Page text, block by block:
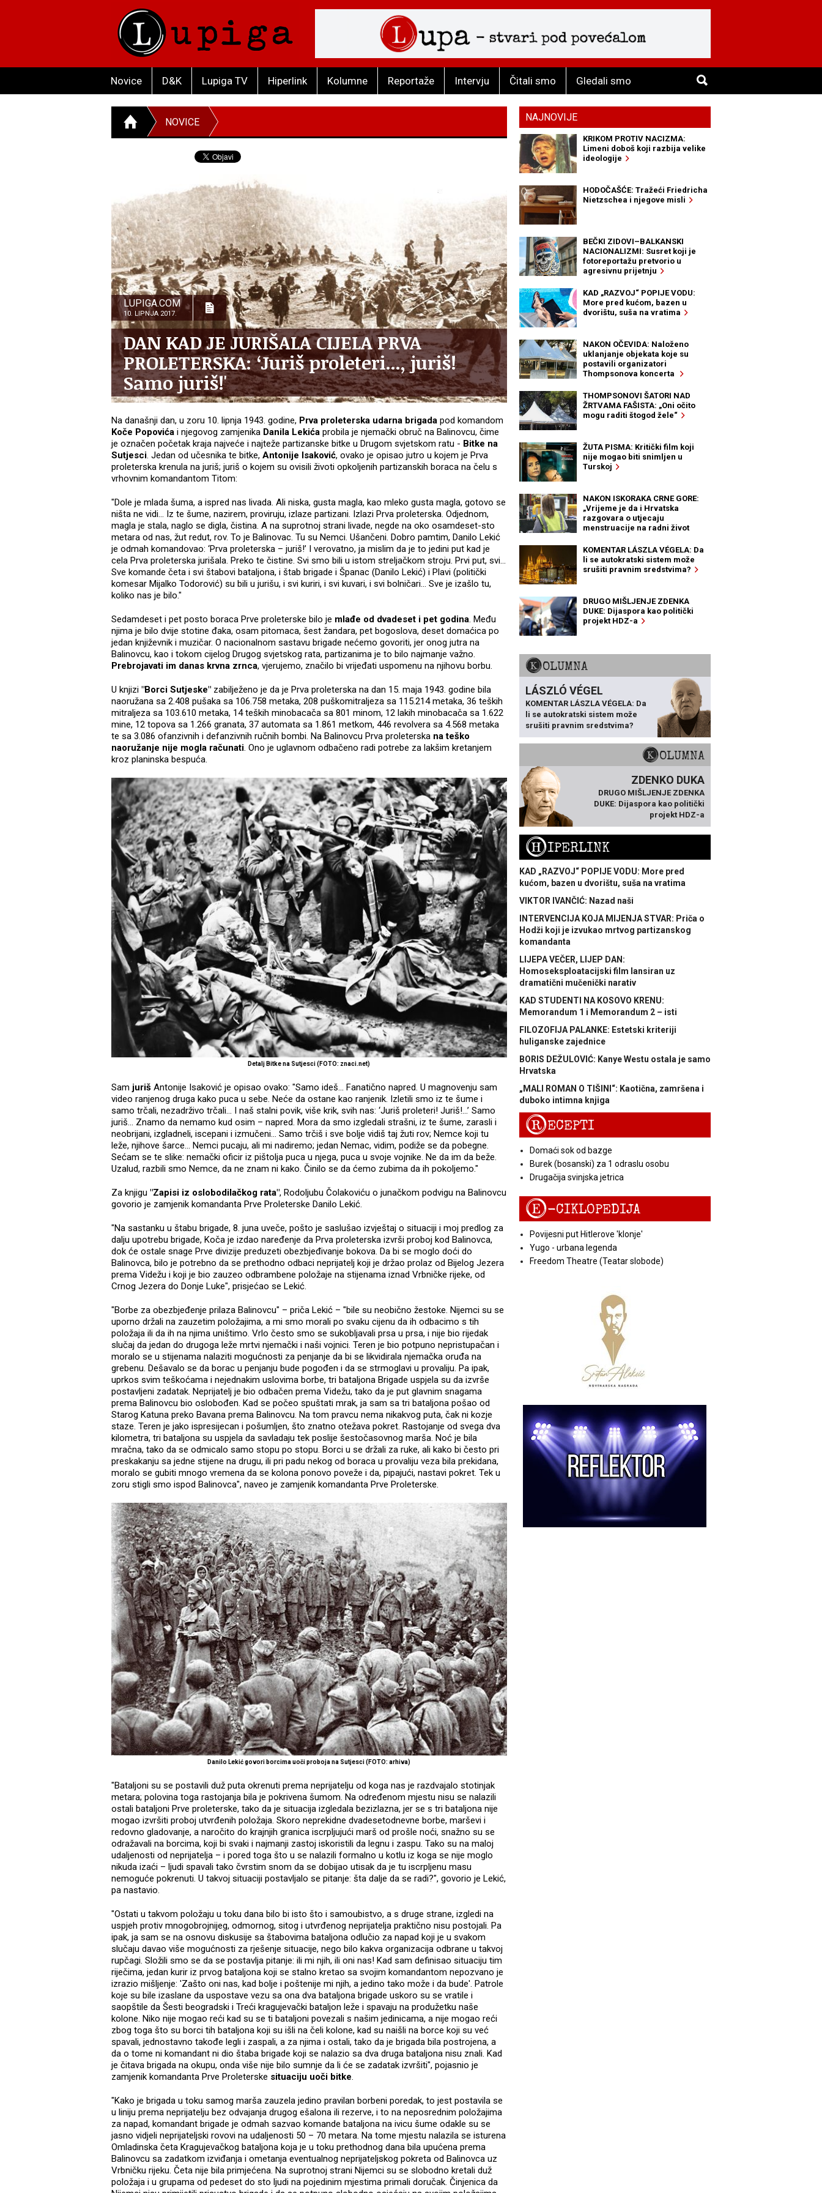
Novice D&K Lupiga TV Hiperlink Kolumne Reportaže Intervju Čitali smo Gledali smo
NOVICE
LUPIGA.COM
10. LIPNJA 2017.
DAN KAD JE JURIŠALA CIJELA PRVA
PROLETERSKA: ‘Juriš proleteri..., juriš!
Samo juriš!'
Na današnji dan, u zoru 10. lipnja 1943. godine, Prva proleterska udarna brigada pod komandom
Koče Popovića i njegovog zamjenika Danila Lekića probila je njemački obruč na Balinovcu, čime
je označen početak kraja najveće i najteže partizanske bitke u Drugom svjetskom ratu - Bitke na
Sutjesci. Jedan od učesnika te bitke, Antonije Isaković, ovako je opisao jutro u kojem je Prva
proleterska krenula na juriš; juriš o kojem su ovisili životi opkoljenih partizanskih boraca na čelu s
vrhovnim komandantom Titom:
"Dole je mlada šuma, a ispred nas livada. Ali niska, gusta magla, kao mleko gusta magla, gotovo se
ništa ne vidi... Iz te šume, nazirem, proviruju, izlaze partizani. Izlazi Prva proleterska. Odjednom,
magla je stala, naglo se digla, čistina. A na suprotnoj strani livade, negde na oko osamdeset-sto
metara od nas, žut redut, rov. To je Balinovac. Tu su Nemci. Ušančeni. Dobro pamtim, Danilo Lekić
je odmah komandovao: ‘Prva proleterska – juriš!’ I verovatno, ja mislim da je to jedini put kad je
cela Prva proleterska jurišala. Preko te čistine. Svi smo bili u istom streljačkom stroju. Prvi put, svi...
Sve komande četa i svi štabovi bataljona, i štab brigade i Španac (Danilo Lekić) i Plavi (politički
komesar Mijalko Todorović) su bili u jurišu, i svi kuriri, i svi kuvari, i svi bolničari... Sve je izašlo tu,
koliko nas je bilo."
Sedamdeset i pet posto boraca Prve proleterske bilo je mlađe od dvadeset i pet godina. Među
njima je bilo dvije stotine đaka, osam pitomaca, šest žandara, pet bogoslova, deset domaćica po
jedan književnik i muzičar. O nacionalnom sastavu brigade nećemo govoriti, jer onog jutra na
Balinovcu, kao i tokom cijelog Drugog svjetskog rata, partizanima je to bilo najmanje važno.
Prebrojavati im danas krvna zrnca, vjerujemo, značilo bi vrijeđati uspomenu na njihovu borbu.
U knjizi "Borci Sutjeske" zabilježeno je da je Prva proleterska na dan 15. maja 1943. godine bila
naoružana sa 2.408 pušaka sa 106.758 metaka, 208 puškomitraljeza sa 115.214 metaka, 36 teških
mitraljeza sa 103.610 metaka, 14 teških minobacača sa 801 minom, 12 lakih minobacača sa 1.622
mine, 12 topova sa 1.266 granata, 37 automata sa 1.861 metkom, 446 revolvera sa 4.568 metaka
te sa 3.086 ofanzivnih i defanzivnih ručnih bombi. Na Balinovcu Prva proleterska na teško
naoružanje nije mogla računati. Ono je uglavnom odbačeno radi potrebe za lakšim kretanjem
kroz planinska bespuća.
Detalj Bitke na Sutjesci (FOTO: znaci.net)
Sam juriš Antonije Isaković je opisao ovako: "Samo ideš... Fanatično napred. U magnovenju sam
video ranjenog druga kako puca u sebe. Neće da ostane kao ranjenik. Izletili smo iz te šume i
samo trčali, nezadrživo trčali... I naš stalni povik, više krik, svih nas: ‘Juriš proleteri! Juriš!...’ Samo
juriš... Znamo da nemamo kud osim – napred. Mora da smo izgledali strašni, iz te šume, zarasli i
neobrijani, izgladneli, iscepani i izmučeni... Samo trčiš i sve bolje vidiš taj žuti rov; Nemce koji tu
leže, njihove šarce... Nemci pucaju, ali mi nadiremo; jedan Nemac, vidim, podiže se da pobegne.
Sećam se te slike: nemački oficir iz pištolja puca u njega, puca u svoje vojnike. Ne da im da beže.
Uzalud, razbili smo Nemce, da ne znam ni kako. Činilo se da ćemo zubima da ih pokoljemo."
Za knjigu "Zapisi iz oslobodilačkog rata", Rodoljubu Čolakoviću o junačkom podvigu na Balinovcu
govorio je zamjenik komandanta Prve Proleterske Danilo Lekić.
"Na sastanku u štabu brigade, 8. juna uveče, pošto je saslušao izvještaj o situaciji i moj predlog za
dalju upotrebu brigade, Koča je izdao naređenje da Prva proleterska izvrši proboj kod Balinovca,
dok će ostale snage Prve divizije preduzeti obezbjeđivanje bokova. Da bi se moglo doći do
Balinovca, bilo je potrebno da se prethodno odbaci neprijatelj koji je držao prolaz od Bijelog Jezera
prema Videžu i koji je bio zauzeo odbrambene položaje na stijenama iznad Vrbničke rijeke, od
Crnog Jezera do Donje Luke", prisjećao se Lekić.
"Borbe za obezbjeđenje prilaza Balinovcu" – priča Lekić – "bile su neobično žestoke. Nijemci su se
uporno držali na zauzetim položajima, a mi smo morali po svaku cijenu da ih odbacimo s tih
položaja ili da ih na njima uništimo. Vrlo često smo se sukobljavali prsa u prsa, i nije bio rijedak
slučaj da jedan do drugoga leže mrtvi njemački i naši vojnici. Teren je bio potpuno nepristupačan i
moralo se u stijenama nalaziti mogućnosti za penjanje da bi se likvidirala njemačka oruđa na
grebenu. Dešavalo se da borac u penjanju bude pogođen i da se strmoglavi u provaliju. Pa ipak,
uprkos svim teškoćama i nejednakim uslovima borbe, tri bataljona Brigade uspjela su da izvrše
postavljeni zadatak. Neprijatelj je bio odbačen prema Videžu, tako da je put glavnim snagama
prema Balinovcu bio oslobođen. Kad se počeo spuštati mrak, ja sam sa tri bataljona pošao od
Starog Katuna preko Bavana prema Balinovcu. Na tom pravcu nema nikakvog puta, čak ni kozje
staze. Teren je jako ispresijecan i pošumljen, što znatno otežava pokret. Rastojanje od svega dva
kilometra, tri bataljona su uspjela da savladaju tek poslije šestočasovnog marša. Noć je bila
mračna, tako da se odmicalo samo stopu po stopu. Borci u se držali za ruke, ali kako bi često pri
preskakanju sa jedne stijene na drugu, ili pri padu nekog od boraca u provaliju veza bila prekidana,
moralo se gubiti mnogo vremena da se kolona ponovo poveže i da, pipajući, nastavi pokret. Tek u
zoru stigli smo ispod Balinovca", naveo je zamjenik komandanta Prve Proleterske.
Danilo Lekić govori borcima uoči proboja na Sutjesci (FOTO: arhiva)
"Bataljoni su se postavili duž puta okrenuti prema neprijatelju od koga nas je razdvajalo stotinjak
metara; polovina toga rastojanja bila je pokrivena šumom. Na određenom mjestu nisu se nalazili
ostali bataljoni Prve proleterske, tako da je situacija izgledala bezizlazna, jer se s tri bataljona nije
mogao izvršiti proboj utvrđenih položaja. Skoro neprekidne dvadesetodnevne borbe, marševi i
redovno gladovanje, a naročito do krajnjih granica iscrpljujući marš od prošle noći, snažno su se
odražavali na borcima, koji bi svaki i najmanji zastoj iskoristili da legnu i zaspu. Tako su na maloj
udaljenosti od neprijatelja – i pored toga što u se nalazili formalno u kotlu iz koga se nije moglo
nikuda izaći – ljudi spavali tako čvrstim snom da se dobijao utisak da je tu iscrpljenu masu
nemoguće pokrenuti. U takvoj situaciji postavljalo se pitanje: šta dalje da se radi?", govorio je Lekić,
pa nastavio.
"Ostati u takvom položaju u toku dana bilo bi isto što i samoubistvo, a s druge strane, izgledi na
uspjeh protiv mnogobrojnijeg, odmornog, sitog i utvrđenog neprijatelja praktično nisu postojali. Pa
ipak, ja sam se na osnovu diskusije sa štabovima bataljona odlučio za napad koji je u svakom
slučaju davao više mogućnosti za rješenje situacije, nego bilo kakva organizacija odbrane u takvoj
rupčagi. Složili smo se da se postavlja pitanje: ili mi njih, ili oni nas! Kad sam definisao situaciju tim
riječima, jedan kurir iz prvog bataljona koji se stalno kretao sa svojim komandantom nepozvano je
izrazio mišljenje: 'Zašto oni nas, kad bolje i poštenije mi njih, a jedino tako može i da bude'. Patrole
koje su bile izaslane da uspostave vezu sa ona dva bataljona brigade uskoro su se vratile i
saopštile da Šesti beogradski i Treći kragujevački bataljon leže i spavaju na produžetku naše
kolone. Niko nije mogao reći kad su se ti bataljoni povezali s našim jedinicama, a nije mogao reći
zbog toga što su borci tih bataljona koji su išli na čeli kolone, kad su naišli na borce koji su već
spavali, jednostavno takođe legli i zaspali, a za njima i ostali, tako da je brigada bila postrojena, a
da o tome ni komandant ni dio štaba brigade koji se nalazio sa dva druga bataljona nisu znali. Kad
je čitava brigada na okupu, onda više nije bilo sumnje da li će se zadatak izvršiti", pojasnio je
zamjenik komandanta Prve Proleterske situaciju uoči bitke.
"Kako je brigada u toku samog marša zauzela jedino pravilan borbeni poredak, to jest postavila se
u liniju prema neprijatelju bez odvajanja drugog ešalona ili rezerve, i to na neposrednim položajima
za napad, komandant brigade je odmah sazvao komande bataljona na ivicu šume odakle su se
jasno vidjeli neprijateljski rovovi na udaljenosti 50 – 70 metara. Na tome mjestu nalazila se isturena
Omladinska četa Kragujevačkog bataljona koja je u toku prethodnog dana bila upućena prema
Balinovcu sa zadatkom izviđanja i ometanja eventualnog neprijateljskog pokreta od Balinovca uz
Vrbničku rijeku. Četa nije bila primjećena. Na suprotnoj strani Nijemci su se slobodno kretali duž
položaja i u grupama od pedeset do sto ljudi na pojedinim mjestima primali doručak. Činjenica da
NAJNOVIJE
KRIKOM PROTIV NACIZMA:
Limeni doboš koji razbija velike
ideologije
HODOČAŠĆE: Tražeći Friedricha
Nietzschea i njegove misli
BEČKI ZIDOVI–BALKANSKI
NACIONALIZMI: Susret koji je
fotoreportažu pretvorio u
agresivnu prijetnju
KAD „RAZVOJ“ POPIJE VODU:
More pred kućom, bazen u
dvorištu, suša na vratima
NAKON OČEVIDA: Naloženo
uklanjanje objekata koje su
postavili organizatori
Thompsonova koncerta
THOMPSONOVI ŠATORI NAD
ŽRTVAMA FAŠISTA: „Oni očito
mogu raditi štogod žele“
ŽUTA PISMA: Kritički film koji
nije mogao biti snimljen u
Turskoj
NAKON ISKORAKA CRNE GORE:
„Vrijeme je da i Hrvatska
razgovara o utjecaju
menstruacije na radni život
KOMENTAR LÁSZLA VÉGELA: Da
li se autokratski sistem može
srušiti pravnim sredstvima?
DRUGO MIŠLJENJE ZDENKA
DUKE: Dijaspora kao politički
projekt HDZ-a
KOLUMNA
LÁSZLÓ VÉGEL
KOMENTAR LÁSZLA VÉGELA: Da
li se autokratski sistem može
srušiti pravnim sredstvima?
KOLUMNA
ZDENKO DUKA
DRUGO MIŠLJENJE ZDENKA
DUKE: Dijaspora kao politički
projekt HDZ-a
HIPERLINK
KAD „RAZVOJ“ POPIJE VODU: More pred
kućom, bazen u dvorištu, suša na vratima
VIKTOR IVANČIĆ: Nazad naši
INTERVENCIJA KOJA MIJENJA STVAR: Priča o
Hodži koji je izvukao mrtvog partizanskog
komandanta
LIJEPA VEČER, LIJEP DAN:
Homoseksploatacijski film lansiran uz
dramatični mučenički narativ
KAD STUDENTI NA KOSOVO KRENU:
Memorandum 1 i Memorandum 2 – isti
FILOZOFIJA PALANKE: Estetski kriteriji
huliganske zajednice
BORIS DEŽULOVIĆ: Kanye Westu ostala je samo
Hrvatska
„MALI ROMAN O TIŠINI“: Kaotična, zamršena i
duboko intimna knjiga
RECEPTI
Domaći sok od bazge
Burek (bosanski) za 1 odraslu osobu
Drugačija svinjska jetrica
E-CIKLOPEDIJA
Povijesni put Hitlerove 'klonje'
Yugo - urbana legenda
Freedom Theatre (Teatar slobode)